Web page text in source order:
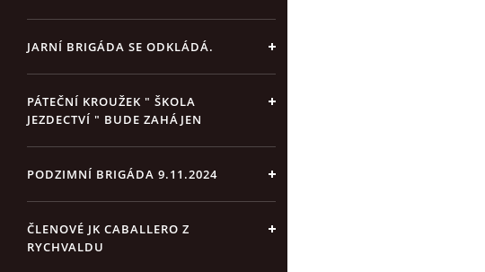
JARNÍ BRIGÁDA SE ODKLÁDÁ.
PÁTEČNÍ KROUŽEK " ŠKOLA
JEZDECTVÍ " BUDE ZAHÁJEN
PODZIMNÍ BRIGÁDA 9.11.2024
ČLENOVÉ JK CABALLERO Z
RYCHVALDU